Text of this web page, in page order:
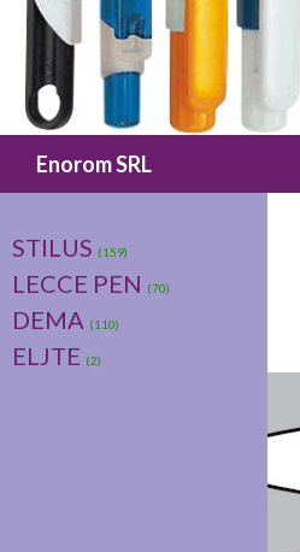
Enorom SRL
STILUS (159)
LECCE PEN (70)
DEMA (110)
ELJTE (2)